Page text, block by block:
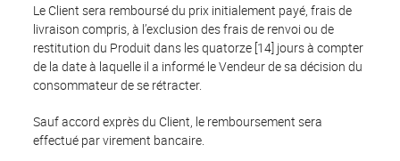
Le Client sera remboursé du prix initialement payé, frais de
livraison compris, à l’exclusion des frais de renvoi ou de
restitution du Produit dans les quatorze [14] jours à compter
de la date à laquelle il a informé le Vendeur de sa décision du
consommateur de se rétracter.
Sauf accord exprès du Client, le remboursement sera
effectué par virement bancaire.